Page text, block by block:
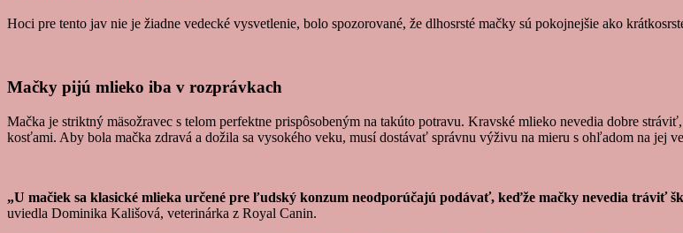
Hoci pre tento jav nie je žiadne vedecké vysvetlenie, bolo spozorované, že dlhosrsté mačky sú pokojnejšie ako
Mačky pijú mlieko iba v rozprávkach
Mačka je striktný mäsožravec s telom perfektne prispôsobeným na takúto potravu. Kravské mlieko nevedia dobre
kosťami. Aby bola mačka zdravá a dožila sa vysokého veku, musí dostávať správnu výživu na mieru s ohľadom na
„U mačiek sa klasické mlieka určené pre ľudský konzum neodporúčajú podávať, keďže mačky nevedia tráviť
uviedla Dominika Kališová, veterinárka z Royal Canin.